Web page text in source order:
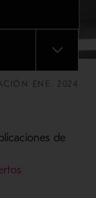
MENU
ENE. 2024
de